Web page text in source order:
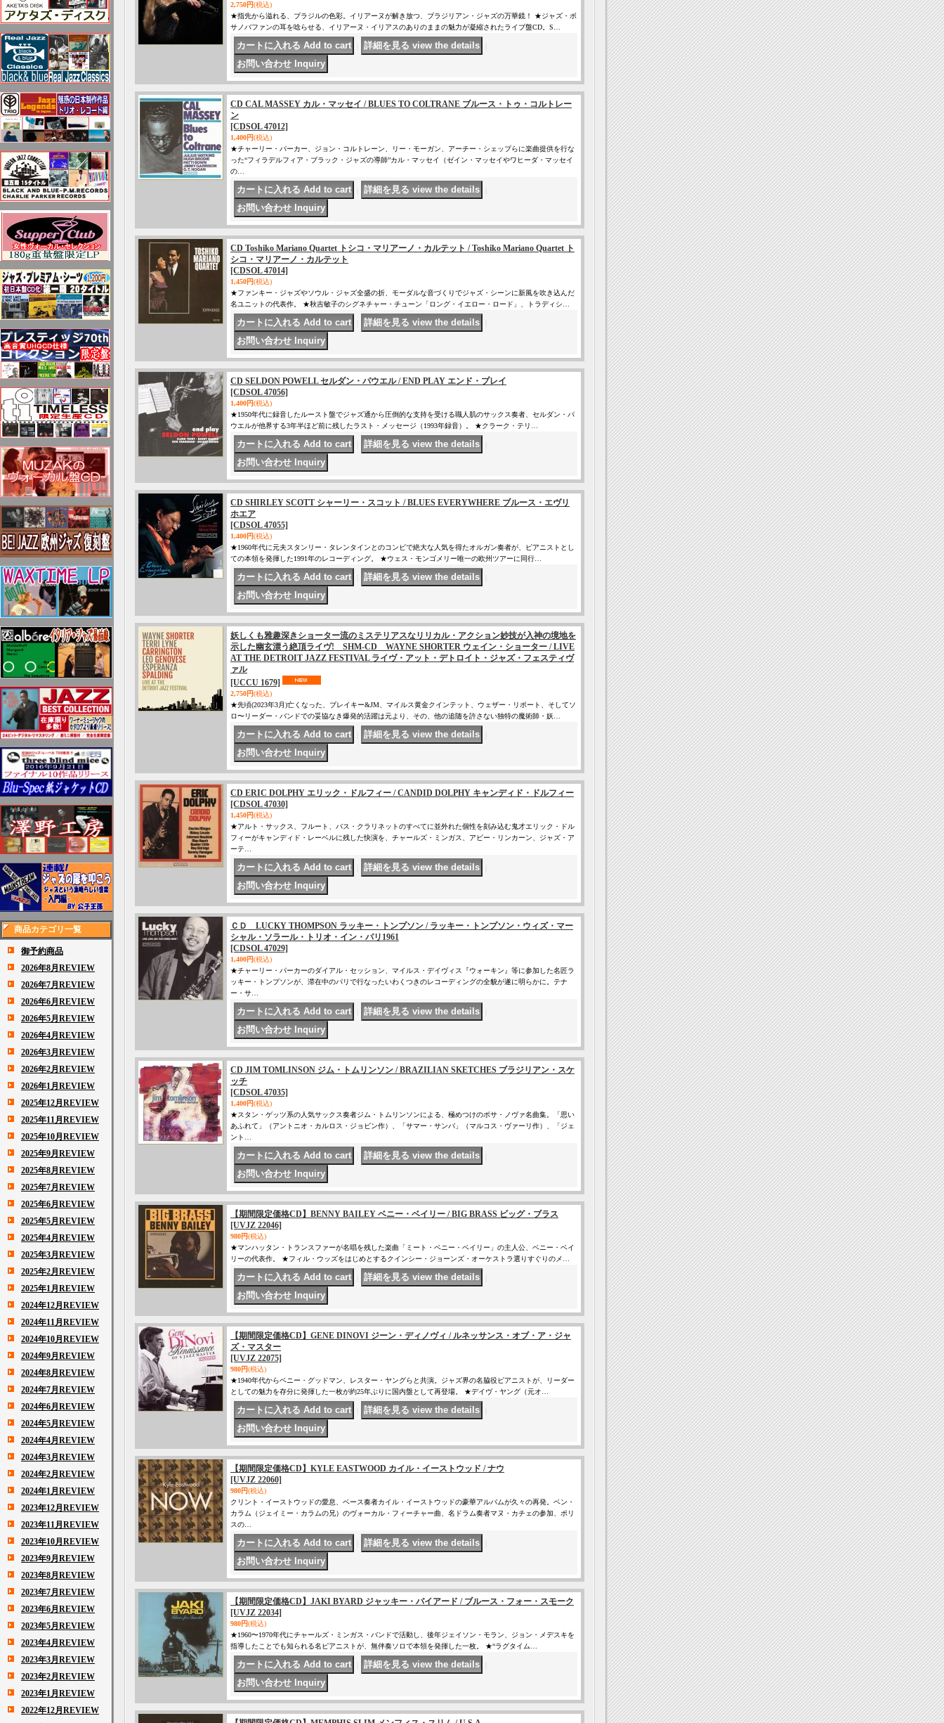
商品カテゴリ一覧
御予約商品
2026年8月REVIEW
2026年7月REVIEW
2026年6月REVIEW
2026年5月REVIEW
2026年4月REVIEW
2026年3月REVIEW
2026年2月REVIEW
2026年1月REVIEW
2025年12月REVIEW
2025年11月REVIEW
2025年10月REVIEW
2025年9月REVIEW
2025年8月REVIEW
2025年7月REVIEW
2025年6月REVIEW
2025年5月REVIEW
2025年4月REVIEW
2025年3月REVIEW
2025年2月REVIEW
2025年1月REVIEW
2024年12月REVIEW
2024年11月REVIEW
2024年10月REVIEW
2024年9月REVIEW
2024年8月REVIEW
2024年7月REVIEW
2024年6月REVIEW
2024年5月REVIEW
2024年4月REVIEW
2024年3月REVIEW
2024年2月REVIEW
2024年1月REVIEW
2023年12月REVIEW
2023年11月REVIEW
2023年10月REVIEW
2023年9月REVIEW
2023年8月REVIEW
2023年7月REVIEW
2023年6月REVIEW
2023年5月REVIEW
2023年4月REVIEW
2023年3月REVIEW
2023年2月REVIEW
2023年1月REVIEW
2022年12月REVIEW
2,750円(税込)
★指先から溢れる、ブラジルの色彩。イリアーヌが解き放つ、ブラジリアン・ジャズの万華鏡！ ★ジャズ・ボ
サノバファンの耳を唸らせる、イリアーヌ・イリアスのありのままの魅力が凝縮されたライブ盤CD。S…
CD CAL MASSEY カル・マッセイ / BLUES TO COLTRANE ブルース・トゥ・コルトレー
ン
[CDSOL 47012]
1,400円(税込)
★チャーリー・パーカー、ジョン・コルトレーン、リー・モーガン、アーチー・シェップらに楽曲提供を行な
った“フィラデルフィア・ブラック・ジャズの導師”カル・マッセイ（ゼイン・マッセイやワヒーダ・マッセイ
の…
CD Toshiko Mariano Quartet トシコ・マリアーノ・カルテット / Toshiko Mariano Quartet ト
シコ・マリアーノ・カルテット
[CDSOL 47014]
1,450円(税込)
★ファンキー・ジャズやソウル・ジャズ全盛の折、モーダルな音づくりでジャズ・シーンに新風を吹き込んだ
名ユニットの代表作。 ★秋吉敏子のシグネチャー・チューン「ロング・イエロー・ロード」、トラディシ…
CD SELDON POWELL セルダン・パウエル / END PLAY エンド・プレイ
[CDSOL 47056]
1,400円(税込)
★1950年代に録音したルースト盤でジャズ通から圧倒的な支持を受ける職人肌のサックス奏者、セルダン・パ
ウエルが他界する3年半ほど前に残したラスト・メッセージ（1993年録音）。 ★クラーク・テリ…
CD SHIRLEY SCOTT シャーリー・スコット / BLUES EVERYWHERE ブルース・エヴリ
ホエア
[CDSOL 47055]
1,400円(税込)
★1960年代に元夫スタンリー・タレンタインとのコンビで絶大な人気を得たオルガン奏者が、ピアニストとし
ての本領を発揮した1991年のレコーディング。 ★ウェス・モンゴメリー唯一の欧州ツアーに同行…
妖しくも雅趣深きショーター流のミステリアスなリリカル・アクション妙技が入神の境地を
示した幽玄漂う絶頂ライヴ! SHM-CD WAYNE SHORTER ウェイン・ショーター / LIVE
AT THE DETROIT JAZZ FESTIVAL ライヴ・アット・デトロイト・ジャズ・フェスティヴ
ァル
[UCCU 1679]
2,750円(税込)
★先頃(2023年3月)亡くなった、ブレイキー&JM、マイルス黄金クインテット、ウェザー・リポート、そしてソ
ロ〜リーダー・バンドでの妥協なき爆発的活躍は元より、その、他の追随を許さない独特の魔術師・妖…
CD ERIC DOLPHY エリック・ドルフィー / CANDID DOLPHY キャンディド・ドルフィー
[CDSOL 47030]
1,450円(税込)
★アルト・サックス、フルート、バス・クラリネットのすべてに並外れた個性を刻み込む鬼才エリック・ドル
フィーがキャンディド・レーベルに残した快演を、チャールズ・ミンガス、アビー・リンカーン、ジャズ・ア
ーテ…
ＣＤ LUCKY THOMPSON ラッキー・トンプソン / ラッキー・トンプソン・ウィズ・マー
シャル・ソラール・トリオ・イン・パリ1961
[CDSOL 47029]
1,400円(税込)
★チャーリー・パーカーのダイアル・セッション、マイルス・デイヴィス『ウォーキン』等に参加した名匠ラ
ッキー・トンプソンが、滞在中のパリで行なったいわくつきのレコーディングの全貌が遂に明らかに。テナ
ー・サ…
CD JIM TOMLINSON ジム・トムリンソン / BRAZILIAN SKETCHES ブラジリアン・スケ
ッチ
[CDSOL 47035]
1,400円(税込)
★スタン・ゲッツ系の人気サックス奏者ジム・トムリンソンによる、極めつけのボサ・ノヴァ名曲集。「思い
あふれて」（アントニオ・カルロス・ジョビン作）、「サマー・サンバ」（マルコス・ヴァーリ作）、「ジェ
ント…
【期間限定価格CD】BENNY BAILEY ベニー・ベイリー / BIG BRASS ビッグ・ブラス
[UVJZ 22046]
980円(税込)
★マンハッタン・トランスファーが名唱を残した楽曲「ミート・ベニー・ベイリー」の主人公、ベニー・ベイ
リーの代表作。 ★フィル・ウッズをはじめとするクインシー・ジョーンズ・オーケストラ選りすぐりのメ…
【期間限定価格CD】GENE DINOVI ジーン・ディノヴィ / ルネッサンス・オブ・ア・ジャ
ズ・マスター
[UVJZ 22075]
980円(税込)
★1940年代からベニー・グッドマン、レスター・ヤングらと共演。ジャズ界の名脇役ピアニストが、リーダー
としての魅力を存分に発揮した一枚が約25年ぶりに国内盤として再登場。 ★デイヴ・ヤング（元オ…
【期間限定価格CD】KYLE EASTWOOD カイル・イーストウッド / ナウ
[UVJZ 22060]
980円(税込)
クリント・イーストウッドの愛息、ベース奏者カイル・イーストウッドの豪華アルバムが久々の再発。ベン・
カラム（ジェイミー・カラムの兄）のヴォーカル・フィーチャー曲、名ドラム奏者マヌ・カチェの参加、ポリ
スの…
【期間限定価格CD】JAKI BYARD ジャッキー・バイアード / ブルース・フォー・スモーク
[UVJZ 22034]
980円(税込)
★1960〜1970年代にチャールズ・ミンガス・バンドで活動し、後年ジェイソン・モラン、ジョン・メデスキを
指導したことでも知られる名ピアニストが、無伴奏ソロで本領を発揮した一枚。 ★“ラグタイム…